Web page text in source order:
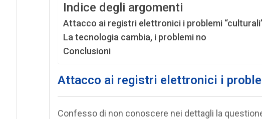
Indice degli argomenti
Attacco ai registri elettronici i problemi
La tecnologia cambia, i problemi no
Conclusioni
Attacco ai registri elettronici i
Confesso di non conoscere nei dettagli la